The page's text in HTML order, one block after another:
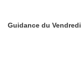
Guidance du